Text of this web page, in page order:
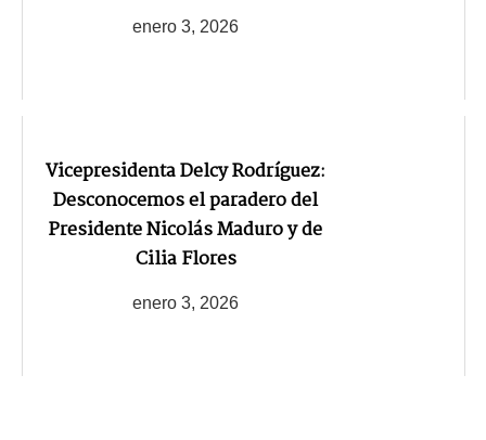
enero 3, 2026
Vicepresidenta Delcy Rodríguez:
Desconocemos el paradero del
Presidente Nicolás Maduro y de
Cilia Flores
enero 3, 2026